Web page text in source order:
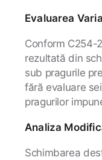
Evaluarea
Conform C254-
rezultată din
sub pragurile
fără evaluare
pragurilor
Analiza
Schimbarea